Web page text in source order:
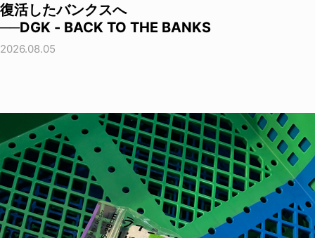
復活したバンクスへ
──DGK - BACK TO THE BANKS
2026.08.05